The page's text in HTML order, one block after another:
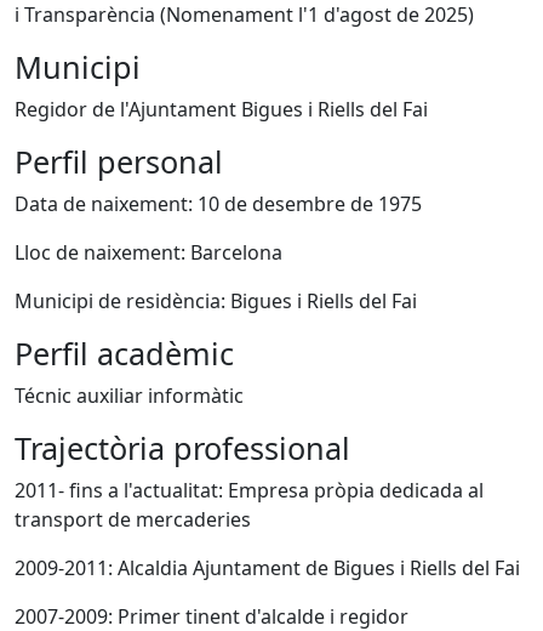
i Transparència (Nomenament l'1 d'agost de 2025)
Municipi
Regidor de l'Ajuntament Bigues i Riells del Fai
Perfil personal
Data de naixement: 10 de desembre de 1975
Lloc de naixement: Barcelona
Municipi de residència: Bigues i Riells del Fai
Perfil acadèmic
Técnic auxiliar informàtic
Trajectòria professional
2011- fins a l'actualitat: Empresa pròpia dedicada al
transport de mercaderies
2009-2011: Alcaldia Ajuntament de Bigues i Riells del Fai
2007-2009: Primer tinent d'alcalde i regidor